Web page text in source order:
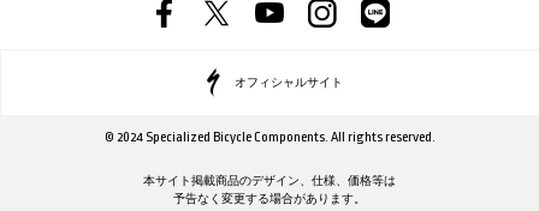
オフィシャルサイト
© 2024 Specialized Bicycle Components. All rights reserved.
本サイト掲載商品のデザイン、仕様、価格等は
予告なく変更する場合があります。